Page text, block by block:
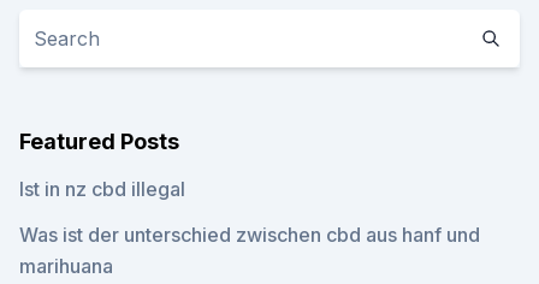
Featured Posts
Ist in nz cbd illegal
Was ist der unterschied zwischen cbd aus hanf und
marihuana